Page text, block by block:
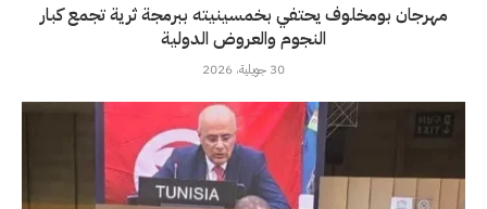
مهرجان بومخلوف يحتفي بخمسينيته ببرمجة ثرية تجمع كبار
النجوم والعروض الدولية
30 جويلية، 2026